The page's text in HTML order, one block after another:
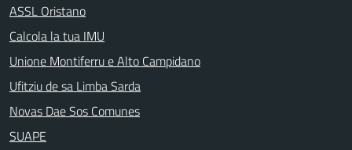
ASSL Oristano
Calcola la tua IMU
Unione Montiferru e Alto Campidano
Ufitziu de sa Limba Sarda
Novas Dae Sos Comunes
SUAPE